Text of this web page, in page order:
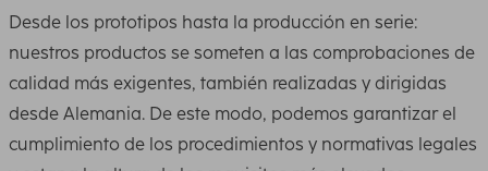
Desde los prototipos hasta la producción en serie:
nuestros productos se someten a las comprobaciones de
calidad más exigentes, también realizadas y dirigidas
desde Alemania. De este modo, podemos garantizar el
cumplimiento de los procedimientos y normativas legales